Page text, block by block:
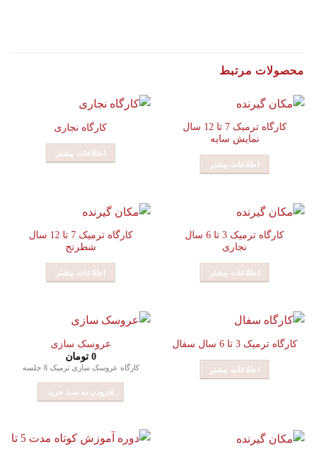
محصولات مرتبط
کارگاه ترمیک 7 تا 12 سال
نمایش سایه
اطلاعات بیشتر
کارگاه نجاری
اطلاعات بیشتر
کارگاه ترمیک 3 تا 6 سال
نجاری
اطلاعات بیشتر
کارگاه ترمیک 7 تا 12 سال
شطرنج
اطلاعات بیشتر
کارگاه ترمیک 3 تا 6 سال سفال
اطلاعات بیشتر
عروسک سازی
0 تومان
کارگاه عروسک سازی ترمیک 8 جلسه
افزودن به سبد خرید